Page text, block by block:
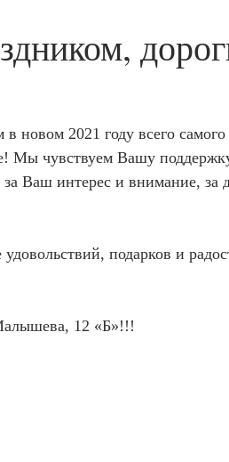
2021 году всего самого
Мы чувствуем Вашу
Ваш интерес и внимание, за
подарков и
12 «Б»!!!